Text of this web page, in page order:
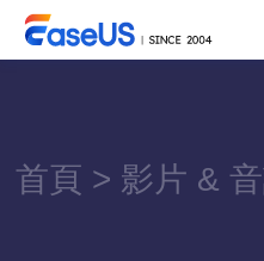
首頁 > 影片 &